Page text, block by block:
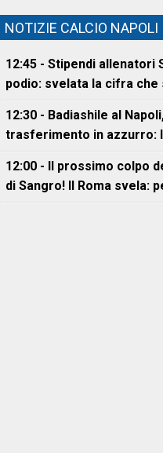
NOTIZIE CALCIO NAPOLI
12:45 - Stipendi allenatori
podio: svelata la cifra che
12:30 - Badiashile al
trasferimento in azzurro:
12:00 - Il prossimo colpo
di Sangro! Il Roma svela: